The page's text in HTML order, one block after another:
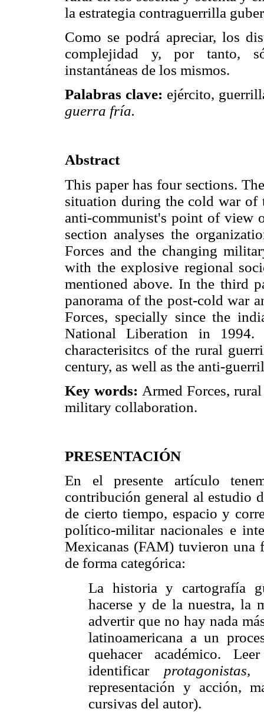
la estrategia contraguerrilla
Como se podrá apreciar, los
complejidad y, por tanto,
instantáneas de los mismos.
Palabras clave: ejército,
guerra fría.
Abstract
This paper has four sections.
situation during the cold war of
anti-communist's point of view
section analyses the
Forces and the changing
with the explosive regional
mentioned above. In the third
panorama of the post-cold war
Forces, specially since the
National Liberation in
characterisitcs of the rural
century, as well as the anti-
Key words: Armed Forces,
military collaboration.
PRESENTACIÓN
En el presente artículo
contribución general al estudio
de cierto tiempo, espacio y
político-militar nacionales e
Mexicanas (FAM) tuvieron una
de forma categórica:
La historia y cartografía
hacerse y de la nuestra, la
advertir que no hay nada
latinoamericana a un
quehacer académico.
identificar protagonistas,
representación y acción,
cursivas del autor).